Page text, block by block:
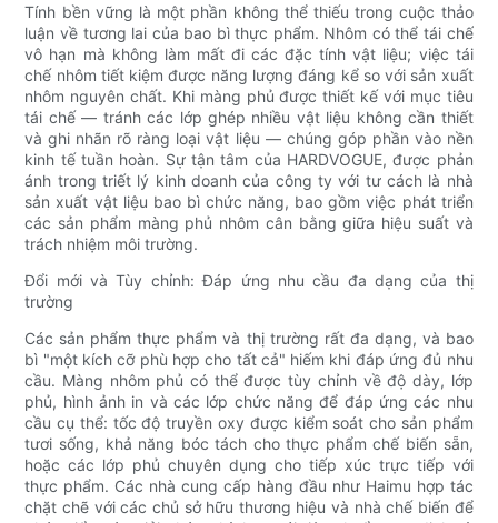
Tính bền vững là một phần không thể thiếu trong cuộc thảo
luận về tương lai của bao bì thực phẩm. Nhôm có thể tái chế
vô hạn mà không làm mất đi các đặc tính vật liệu; việc tái
chế nhôm tiết kiệm được năng lượng đáng kể so với sản xuất
nhôm nguyên chất. Khi màng phủ được thiết kế với mục tiêu
tái chế — tránh các lớp ghép nhiều vật liệu không cần thiết
và ghi nhãn rõ ràng loại vật liệu — chúng góp phần vào nền
kinh tế tuần hoàn. Sự tận tâm của HARDVOGUE, được phản
ánh trong triết lý kinh doanh của công ty với tư cách là nhà
sản xuất vật liệu bao bì chức năng, bao gồm việc phát triển
các sản phẩm màng phủ nhôm cân bằng giữa hiệu suất và
trách nhiệm môi trường.
Đổi mới và Tùy chỉnh: Đáp ứng nhu cầu đa dạng của thị
trường
Các sản phẩm thực phẩm và thị trường rất đa dạng, và bao
bì "một kích cỡ phù hợp cho tất cả" hiếm khi đáp ứng đủ nhu
cầu. Màng nhôm phủ có thể được tùy chỉnh về độ dày, lớp
phủ, hình ảnh in và các lớp chức năng để đáp ứng các nhu
cầu cụ thể: tốc độ truyền oxy được kiểm soát cho sản phẩm
tươi sống, khả năng bóc tách cho thực phẩm chế biến sẵn,
hoặc các lớp phủ chuyên dụng cho tiếp xúc trực tiếp với
thực phẩm. Các nhà cung cấp hàng đầu như Haimu hợp tác
chặt chẽ với các chủ sở hữu thương hiệu và nhà chế biến để